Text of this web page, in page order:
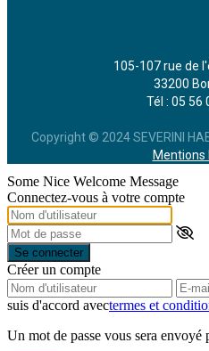
105-107 rue de
33200
Tél : 05 56
Copyright © 2024 SEVERINI
Mentions
Some Nice Welcome Message
Connectez-vous à votre compte
Se connecter
Créer un compte
suis d'accord avectermes et
Un mot de passe vous sera envoyé